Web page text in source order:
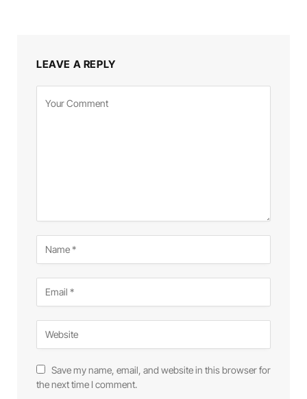
LEAVE A REPLY
Save my name, email, and website in this browser for
the next time I comment.